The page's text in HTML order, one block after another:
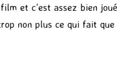
film et c’est assez bien
non plus ce qui fait